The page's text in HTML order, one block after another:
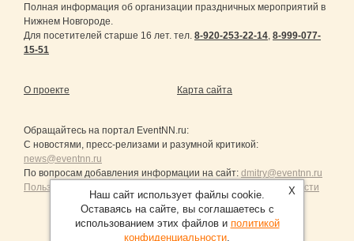
Полная информация об организации праздничных мероприятий в
Нижнем Новгороде.
Для посетителей старше 16 лет. тел. 8-920-253-22-14, 8-999-077-
15-51
О проекте Карта сайта
Обращайтесь на портал EventNN.ru:
С новостями, пресс-релизами и разумной критикой:
news@eventnn.ru
По вопросам добавления информации на сайт: dmitry@eventnn.ru
Пользовательское Соглашение и политика конфиденциальности
X
Наш сайт использует файлы cookie.
Оставаясь на сайте, вы соглашаетесь с
использованием этих файлов и политикой
конфиденциальности.